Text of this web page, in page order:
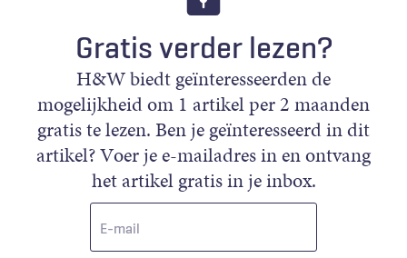
Gratis verder lezen?
H&W biedt geïnteresseerden de
mogelijkheid om 1 artikel per 2 maanden
gratis te lezen. Ben je geïnteresseerd in dit
artikel? Voer je e-mailadres in en ontvang
het artikel gratis in je inbox.